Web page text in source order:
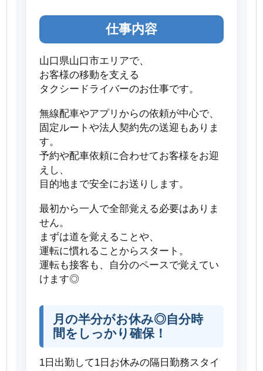
仕事内容
山口県山口市エリアで、
お客様の移動を支える
タクシードライバーのお仕事です。
無線配車やアプリからの依頼が中心で、
固定ルートや法人契約先の送迎もありま
す。
予約や配車依頼に合わせてお客様をお迎
えし、
目的地まで安全にお送りします。
最初から一人で全部覚える必要はありま
せん。
まずは道を覚えることや、
運転に慣れることからスタート。
運転も接客も、自分のペースで覚えてい
けます◎
月の半分がお休み◎自分時
間をしっかり確保！
1日出勤して1日お休みの隔日勤務スタイ